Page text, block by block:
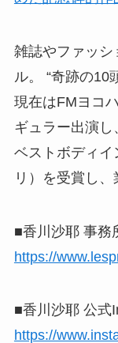
雑誌やファッ
ル。 “奇跡の10
現在はFMヨコ
ギュラー出演し
ベストボディ
リ）を受賞し、
■香川沙耶 事務
https://
■香川沙耶 公式
https://